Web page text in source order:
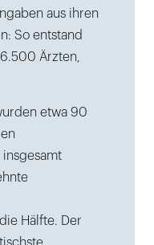
aus ihren
So entstand
Ärzten,
etwa 90
Hälfte. Der